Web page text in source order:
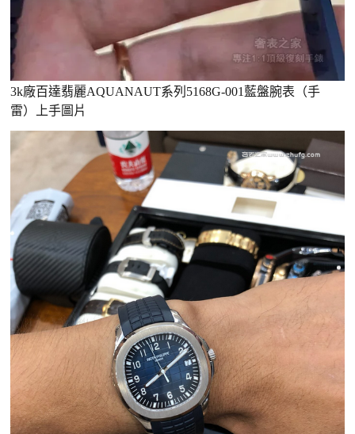
3k廠百達翡麗AQUANAUT系列5168G-001藍盤腕表（手
雷）上手圖片